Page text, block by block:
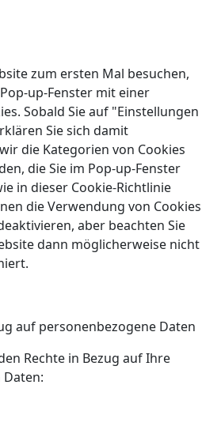
zum ersten Mal besuchen,
up-Fenster mit einer
Sobald Sie auf "Einstellungen
Sie sich damit
die Kategorien von Cookies
die Sie im Pop-up-Fenster
in dieser Cookie-Richtlinie
die Verwendung von Cookies
aber beachten Sie
dann möglicherweise nicht
auf personenbezogene Daten
Rechte in Bezug auf Ihre